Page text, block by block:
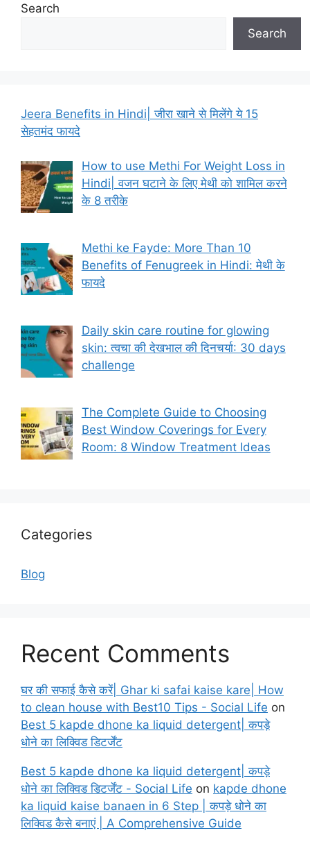
Search
Search
Jeera Benefits in Hindi| जीरा खाने से मिलेंगे ये 15
सेहतमंद फायदे
How to use Methi For Weight Loss in
Hindi| वजन घटाने के लिए मेथी को शामिल करने
के 8 तरीके
Methi ke Fayde: More Than 10
Benefits of Fenugreek in Hindi: मेथी के
फायदे
Daily skin care routine for glowing
skin: त्वचा की देखभाल की दिनचर्या: 30 days
challenge
The Complete Guide to Choosing
Best Window Coverings for Every
Room: 8 Window Treatment Ideas
Categories
Blog
Recent Comments
घर की सफाई कैसे करें| Ghar ki safai kaise kare| How
to clean house with Best10 Tips - Social Life on
Best 5 kapde dhone ka liquid detergent| कपड़े
धोने का लिक्विड डिटर्जेंट
Best 5 kapde dhone ka liquid detergent| कपड़े
धोने का लिक्विड डिटर्जेंट - Social Life on kapde dhone
ka liquid kaise banaen in 6 Step | कपड़े धोने का
लिक्विड कैसे बनाएं | A Comprehensive Guide